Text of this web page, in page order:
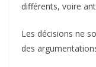
différents, voire
Les décisions ne
des